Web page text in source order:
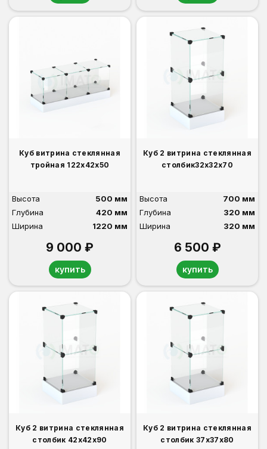
Куб витрина стеклянная
тройная 122х42х50
Высота
500 мм
Глубина
420 мм
Ширина
1220 мм
9 000 ₽
купить
Куб 2 витрина стеклянная
столбик32х32х70
Высота
700 мм
Глубина
320 мм
Ширина
320 мм
6 500 ₽
купить
Куб 2 витрина стеклянная
столбик 42х42х90
Куб 2 витрина стеклянная
столбик 37х37х80